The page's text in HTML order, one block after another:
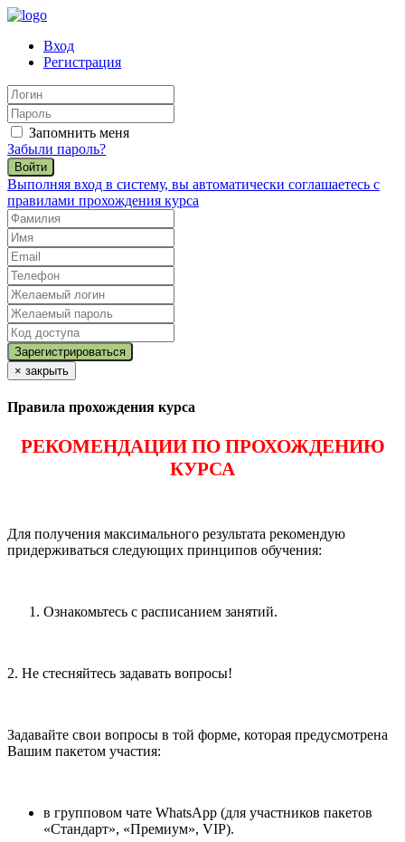
Вход
Регистрация
Запомнить меня
Забыли пароль?
Войти
Выполняя вход в систему, вы автоматически соглашаетесь с
правилами прохождения курса
× закрыть
Правила прохождения курса
РЕКОМЕНДАЦИИ ПО ПРОХОЖДЕНИЮ
КУРСА
Для получения максимального результата рекомендую
придерживаться следующих принципов обучения:
Ознакомьтесь с расписанием занятий.
2. Не стесняйтесь задавать вопросы!
Задавайте свои вопросы в той форме, которая предусмотрена
Вашим пакетом участия:
в групповом чате WhatsApp (для участников пакетов
«Стандарт», «Премиум», VIP).